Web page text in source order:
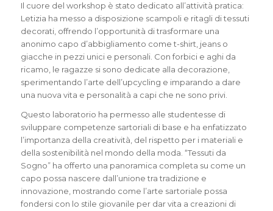
Il cuore del workshop è stato dedicato all’attività pratica:
Letizia ha messo a disposizione scampoli e ritagli di tessuti
decorati, offrendo l’opportunità di trasformare una
anonimo capo d’abbigliamento come t-shirt, jeans o
giacche in pezzi unici e personali. Con forbici e aghi da
ricamo, le ragazze si sono dedicate alla decorazione,
sperimentando l’arte dell’upcycling e imparando a dare
una nuova vita e personalità a capi che ne sono privi.
Questo laboratorio ha permesso alle studentesse di
sviluppare competenze sartoriali di base e ha enfatizzato
l’importanza della creatività, del rispetto per i materiali e
della sostenibilità nel mondo della moda. “Tessuti da
Sogno” ha offerto una panoramica completa su come un
capo possa nascere dall’unione tra tradizione e
innovazione, mostrando come l’arte sartoriale possa
fondersi con lo stile giovanile per dar vita a creazioni di